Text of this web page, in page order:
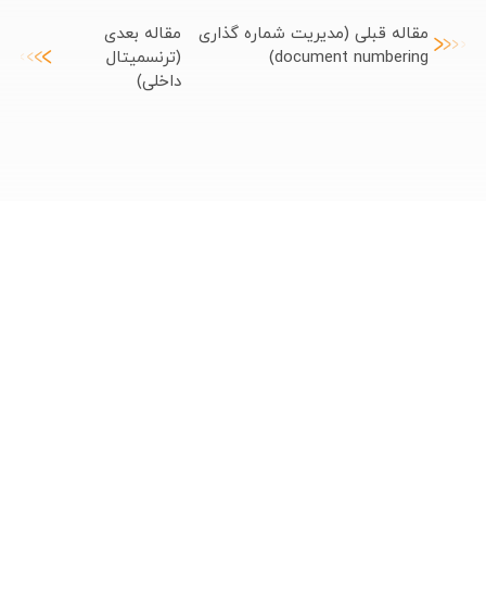
مقاله قبلی (مدیریت شماره گذاری
document numbering)
مقاله بعدی
(ترنسمیتال
داخلی)